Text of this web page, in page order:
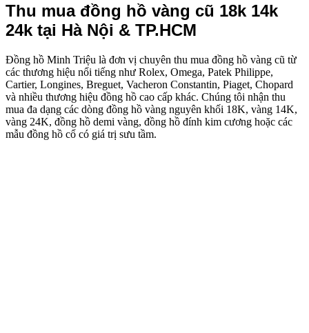
Thu mua đồng hồ vàng cũ 18k 14k
24k tại Hà Nội & TP.HCM
Đồng hồ Minh Triệu là đơn vị chuyên thu mua đồng hồ vàng cũ từ
các thương hiệu nổi tiếng như Rolex, Omega, Patek Philippe,
Cartier, Longines, Breguet, Vacheron Constantin, Piaget, Chopard
và nhiều thương hiệu đồng hồ cao cấp khác. Chúng tôi nhận thu
mua đa dạng các dòng đồng hồ vàng nguyên khối 18K, vàng 14K,
vàng 24K, đồng hồ demi vàng, đồng hồ đính kim cương hoặc các
mẫu đồng hồ cổ có giá trị sưu tầm.